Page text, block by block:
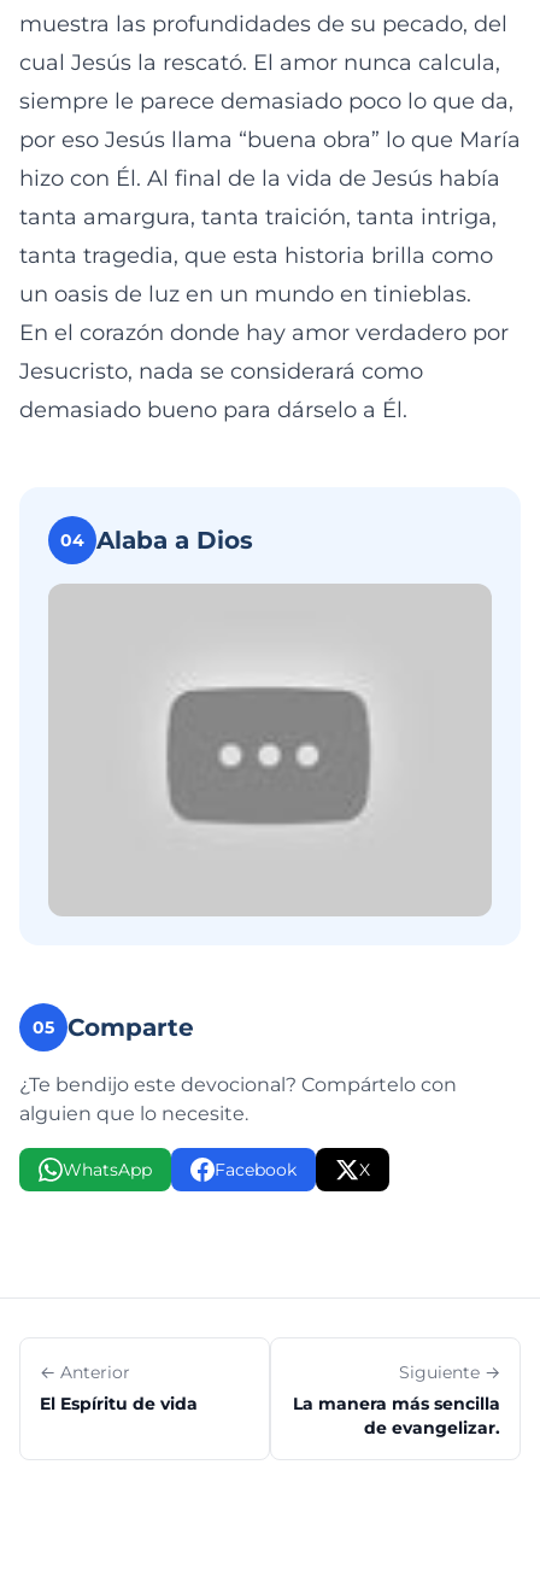
muestra las profundidades de su pecado, del
cual Jesús la rescató. El amor nunca calcula,
siempre le parece demasiado poco lo que da,
por eso Jesús llama “buena obra” lo que María
hizo con Él. Al final de la vida de Jesús había
tanta amargura, tanta traición, tanta intriga,
tanta tragedia, que esta historia brilla como
un oasis de luz en un mundo en tinieblas.
En el corazón donde hay amor verdadero por
Jesucristo, nada se considerará como
demasiado bueno para dárselo a Él.
04 Alaba a Dios
05 Comparte
¿Te bendijo este devocional? Compártelo con
alguien que lo necesite.
WhatsApp Facebook X
← Anterior
El Espíritu de vida
Siguiente →
La manera más sencilla
de evangelizar.